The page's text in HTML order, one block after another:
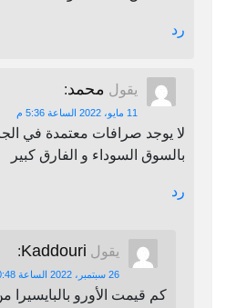
رد
يقول محمد:
11 مايو، 2022 الساعة 5:36 م
لا يوجد صرافات معتمدة في
بالسوق السوداء و الفارق كبير
رد
يقول Kaddouri
:
26 سبتمبر، 2022 الساعة 10:48 ص
كم قيمت الأورو